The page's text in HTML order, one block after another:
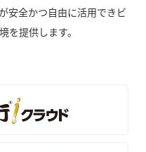
安全かつ自由に活用できビ
を提供します。